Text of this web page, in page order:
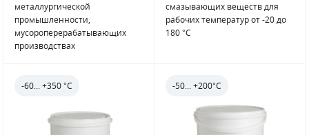
металлургической
промышленности,
мусороперерабатывающих
производствах
смазывающих веществ для
рабочих температур от -20 до
180 °C
-60... +350 °С -50... +200°С